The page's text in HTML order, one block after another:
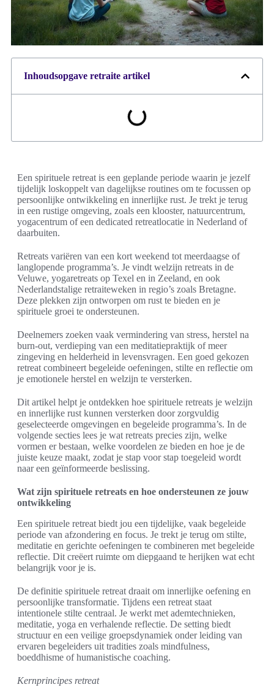
Inhoudsopgave retraite artikel
Een spirituele retreat is een geplande periode waarin je jezelf
tijdelijk loskoppelt van dagelijkse routines om te focussen op
persoonlijke ontwikkeling en innerlijke rust. Je trekt je terug
in een rustige omgeving, zoals een klooster, natuurcentrum,
yogacentrum of een dedicated retreatlocatie in Nederland of
daarbuiten.
Retreats variëren van een kort weekend tot meerdaagse of
langlopende programma’s. Je vindt welzijn retreats in de
Veluwe, yogaretreats op Texel en in Zeeland, en ook
Nederlandstalige retraiteweken in regio’s zoals Bretagne.
Deze plekken zijn ontworpen om rust te bieden en je
spirituele groei te ondersteunen.
Deelnemers zoeken vaak vermindering van stress, herstel na
burn-out, verdieping van een meditatiepraktijk of meer
zingeving en helderheid in levensvragen. Een goed gekozen
retreat combineert begeleide oefeningen, stilte en reflectie om
je emotionele herstel en welzijn te versterken.
Dit artikel helpt je ontdekken hoe spirituele retreats je welzijn
en innerlijke rust kunnen versterken door zorgvuldig
geselecteerde omgevingen en begeleide programma’s. In de
volgende secties lees je wat retreats precies zijn, welke
vormen er bestaan, welke voordelen ze bieden en hoe je de
juiste keuze maakt, zodat je stap voor stap toegeleid wordt
naar een geïnformeerde beslissing.
Wat zijn spirituele retreats en hoe ondersteunen ze jouw
ontwikkeling
Een spirituele retreat biedt jou een tijdelijke, vaak begeleide
periode van afzondering en focus. Je trekt je terug om stilte,
meditatie en gerichte oefeningen te combineren met begeleide
reflectie. Dit creëert ruimte om diepgaand te herijken wat echt
belangrijk voor je is.
De definitie spirituele retreat draait om innerlijke oefening en
persoonlijke transformatie. Tijdens een retreat staat
intentionele stilte centraal. Je werkt met ademtechnieken,
meditatie, yoga en verhalende reflectie. De setting biedt
structuur en een veilige groepsdynamiek onder leiding van
ervaren begeleiders uit tradities zoals mindfulness,
boeddhisme of humanistische coaching.
Kernprincipes retreat